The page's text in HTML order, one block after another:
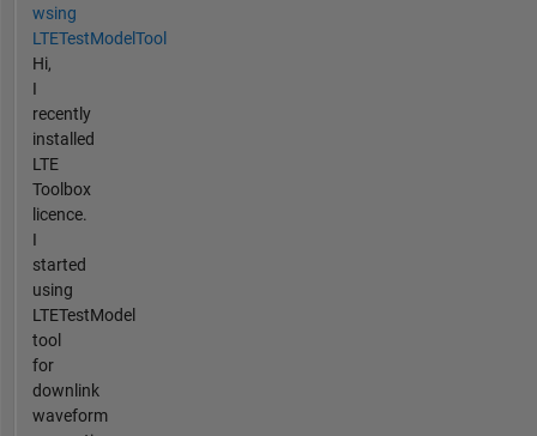
wsing
LTETestModelTool
Hi,
I
recently
installed
LTE
Toolbox
licence.
I
started
using
LTETestModel
tool
for
downlink
waveform